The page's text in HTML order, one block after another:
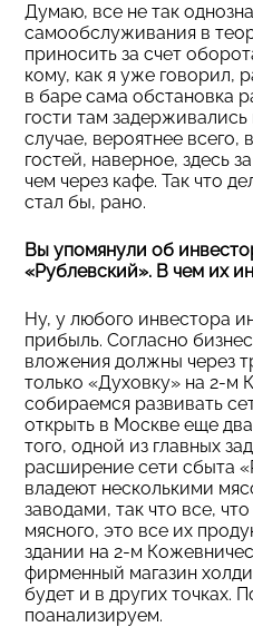
Думаю, все не так
самообслуживания в
приносить за счет
кому, как я уже говорил,
в баре сама обстановка
гости там
случае, вероятнее всего,
гостей, наверное, здесь
чем через кафе. Так что
стал бы, рано.
Вы упомянули об
«Рублевский». В чем их
Ну, у любого инвестора
прибыль. Согласно
вложения должны через
только «Духовку» на 2-м
собираемся развивать
открыть в Москве еще
того, одной из главных
расширение сети сбыта
владеют несколькими
заводами, так что все,
мясного, это все их
здании на 2-м
фирменный магазин
будет и в других точках.
поанализируем.